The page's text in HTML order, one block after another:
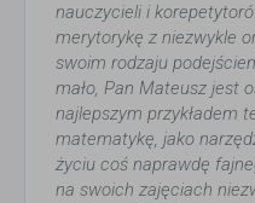
nauczycieli i
merytorykę z niezwykle
swoim rodzaju
mało, Pan Mateusz jest
najlepszym przykładem
matematykę, jako
życiu coś naprawdę
na swoich zajęciach